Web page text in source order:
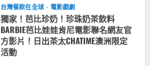
獨家！芭比珍奶！珍珠奶茶飲料
BARBIE芭比娃娃肯尼電影聯名網友官
方影片！日出茶太CHATIME澳洲限定
活動
2023-08-03